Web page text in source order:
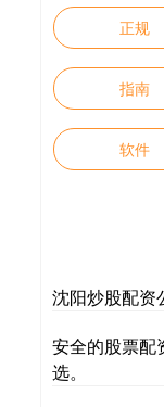
正规
指南
软件
沈阳炒股配资
安全的股票配
选。